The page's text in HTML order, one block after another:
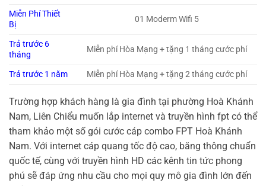
Miễn Phí Thiết
Bị
01 Moderm Wifi 5
Trả trước 6
tháng
Miễn phí Hòa Mạng + tặng 1 tháng cước phí
Trả trước 1 năm Miễn phí Hòa Mạng + tặng 2 tháng cước phí
Trường hợp khách hàng là gia đình tại phường Hoà Khánh
Nam, Liên Chiểu muốn lắp internet và truyền hình fpt có thể
tham khảo một số gói cước cáp combo FPT Hoà Khánh
Nam. Với internet cáp quang tốc độ cao, băng thông chuẩn
quốc tế, cùng với truyền hình HD các kênh tin tức phong
phú sẽ đáp ứng nhu cầu cho mọi quy mô gia đình lớn đến